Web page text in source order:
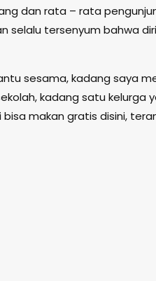
dan rata – rata
selalu tersenyum bahwa
sesama, kadang saya
kadang satu kelurga
makan gratis disini,